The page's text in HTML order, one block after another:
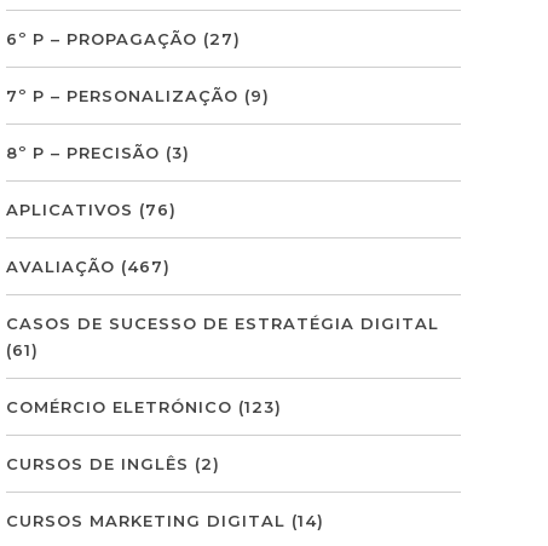
6º P – PROPAGAÇÃO (27)
7º P – PERSONALIZAÇÃO (9)
8º P – PRECISÃO (3)
APLICATIVOS (76)
AVALIAÇÃO (467)
CASOS DE SUCESSO DE ESTRATÉGIA DIGITAL
(61)
COMÉRCIO ELETRÓNICO (123)
CURSOS DE INGLÊS (2)
CURSOS MARKETING DIGITAL (14)